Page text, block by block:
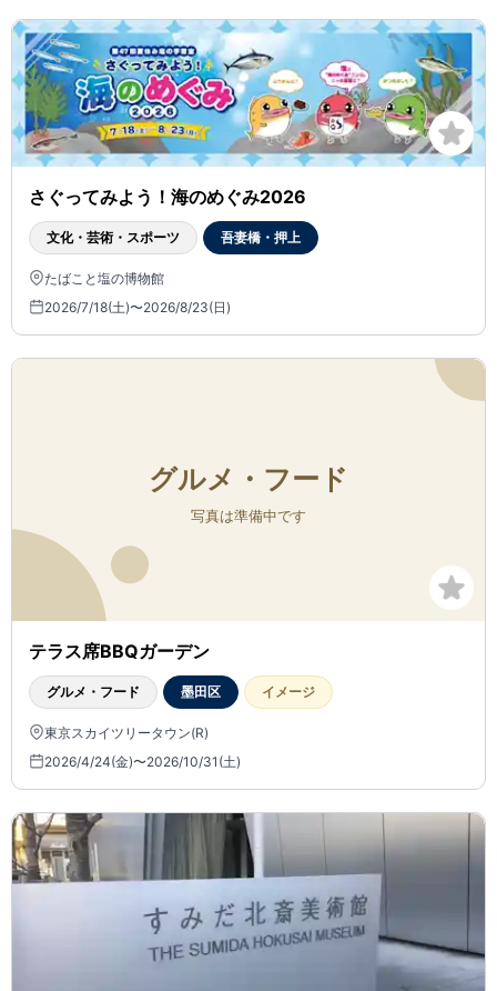
さぐってみよう！海のめぐみ2026
文化・芸術・スポーツ 吾妻橋・押上
たばこと塩の博物館
2026/7/18(土)〜2026/8/23(日)
テラス席BBQガーデン
グルメ・フード 墨田区 イメージ
東京スカイツリータウン(R)
2026/4/24(金)〜2026/10/31(土)